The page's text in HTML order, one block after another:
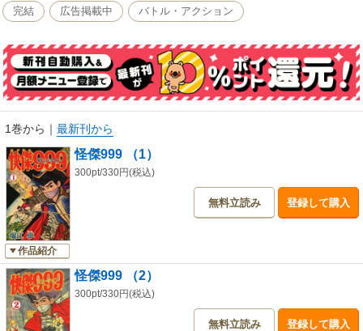
完結 広告掲載中 バトル・アクション
1巻から ｜ 最新刊から
作品紹介
怪傑999 （1）
300pt/330円(税込)
無料立読み 登録して購入
怪傑999 （2）
300pt/330円(税込)
無料立読み 登録して購入